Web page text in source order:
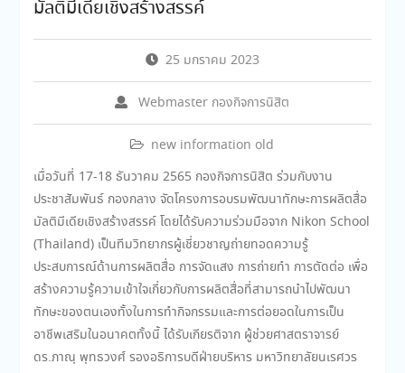
มัลติมีเดียเชิงสร้างสรรค์
25 มกราคม 2023
Webmaster กองกิจการนิสิต
new information old
เมื่อวันที่ 17-18 ธันวาคม 2565 กองกิจการนิสิต ร่วมกับงาน
ประชาสัมพันธ์ กองกลาง จัดโครงการอบรมพัฒนาทักษะการผลิตสื่อ
มัลติมีเดียเชิงสร้างสรรค์ โดยได้รับความร่วมมือจาก Nikon School
(Thailand) เป็นทีมวิทยากรผู้เชี่ยวชาญถ่ายทอดความรู้
ประสบการณ์ด้านการผลิตสื่อ การจัดแสง การถ่ายทำ การตัดต่อ เพื่อ
สร้างความรู้ความเข้าใจเกี่ยวกับการผลิตสื่อที่สามารถนำไปพัฒนา
ทักษะของตนเองทั้งในการทำกิจกรรมและการต่อยอดในการเป็น
อาชีพเสริมในอนาคตทั้งนี้ ได้รับเกียรติจาก ผู้ช่วยศาสตราจารย์
ดร.ภาณุ พุทธวงศ์ รองอธิการบดีฝ่ายบริหาร มหาวิทยาลัยนเรศวร